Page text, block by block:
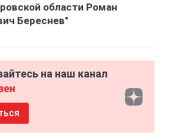
области Роман
Береснев"
на наш канал